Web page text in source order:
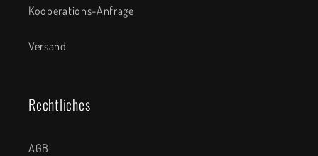
Kooperations-Anfrage
Versand
Rechtliches
AGB